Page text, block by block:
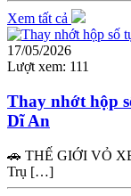
Xem tất cả
17/05/2026
Lượt xem: 111
Thay nhớt hộp
Dĩ An
🚗 THẾ GIỚI VỎ
Trụ […]